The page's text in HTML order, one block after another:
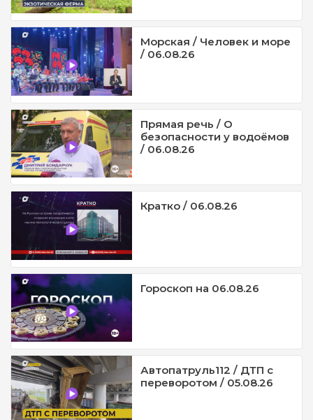
Морская / Человек и море
/ 06.08.26
Прямая речь / О
безопасности у водоёмов
/ 06.08.26
Кратко / 06.08.26
Гороскоп на 06.08.26
Автопатруль112 / ДТП с
переворотом / 05.08.26